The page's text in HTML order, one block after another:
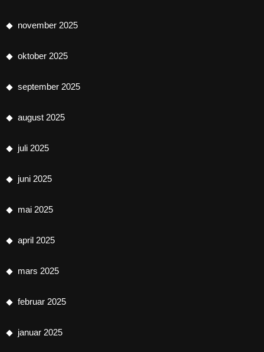
november 2025
oktober 2025
september 2025
august 2025
juli 2025
juni 2025
mai 2025
april 2025
mars 2025
februar 2025
januar 2025